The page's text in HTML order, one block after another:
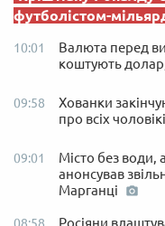
футболістом-
10:01
Валюта перед
коштують
09:58
Хованки
про всіх
09:01
Місто без води,
анонсував
Марганці